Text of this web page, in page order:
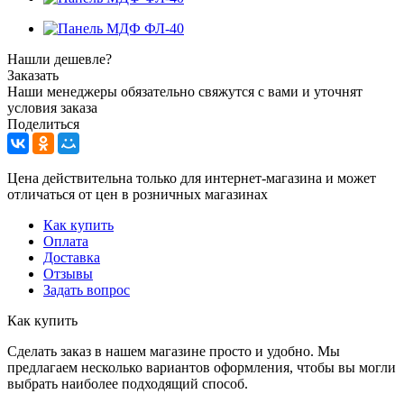
Нашли дешевле?
Заказать
Наши менеджеры обязательно свяжутся с вами и уточнят
условия заказа
Поделиться
Цена действительна только для интернет-магазина и может
отличаться от цен в розничных магазинах
Как купить
Оплата
Доставка
Отзывы
Задать вопрос
Как купить
Сделать заказ в нашем магазине просто и удобно. Мы
предлагаем несколько вариантов оформления, чтобы вы могли
выбрать наиболее подходящий способ.